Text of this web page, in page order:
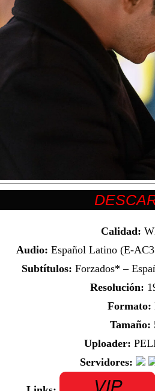
Calidad:
Audio: Español Latino (E-
Subtítulos: Forzados* –
Resolución:
Formato:
Tamaño:
Uploader:
Servidores: